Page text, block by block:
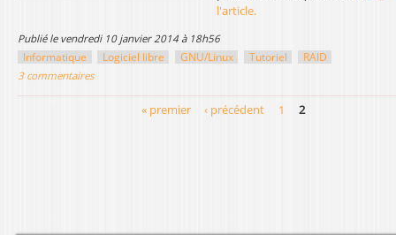
l'article.
publié le vendredi 10 janvier 2014 à 18h56
Informatique
Logiciel libre GNU/Linux Tutoriel
RAID
3 commentaires
« premier ‹ précédent 1 2